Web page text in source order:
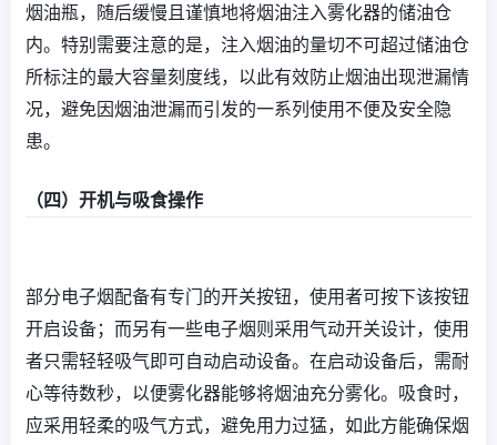
烟油瓶，随后缓慢且谨慎地将烟油注入雾化器的储油仓
内。特别需要注意的是，注入烟油的量切不可超过储油仓
所标注的最大容量刻度线，以此有效防止烟油出现泄漏情
况，避免因烟油泄漏而引发的一系列使用不便及安全隐
患。
（四）开机与吸食操作
部分电子烟配备有专门的开关按钮，使用者可按下该按钮
开启设备；而另有一些电子烟则采用气动开关设计，使用
者只需轻轻吸气即可自动启动设备。在启动设备后，需耐
心等待数秒，以便雾化器能够将烟油充分雾化。吸食时，
应采用轻柔的吸气方式，避免用力过猛，如此方能确保烟